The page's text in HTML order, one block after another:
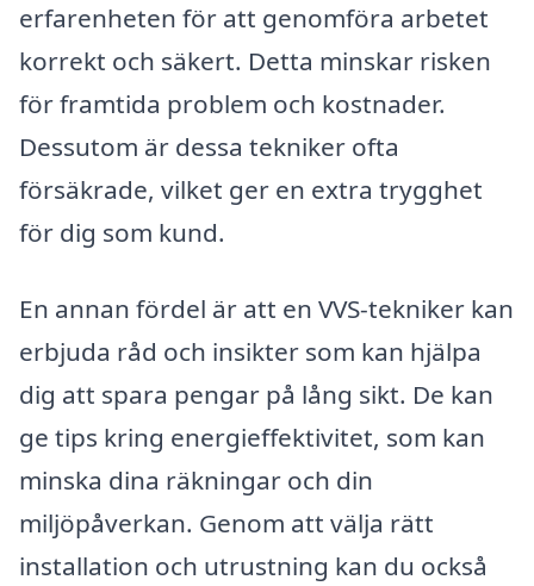
erfarenheten för att genomföra arbetet
korrekt och säkert. Detta minskar risken
för framtida problem och kostnader.
Dessutom är dessa tekniker ofta
försäkrade, vilket ger en extra trygghet
för dig som kund.
En annan fördel är att en VVS-tekniker kan
erbjuda råd och insikter som kan hjälpa
dig att spara pengar på lång sikt. De kan
ge tips kring energieffektivitet, som kan
minska dina räkningar och din
miljöpåverkan. Genom att välja rätt
installation och utrustning kan du också